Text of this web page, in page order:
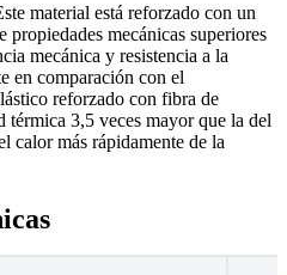
material está reforzado con un
mecánicas superiores
mecánica y resistencia a la
en comparación con el
reforzado con fibra de
3,5 veces mayor que la del
calor más rápidamente de la